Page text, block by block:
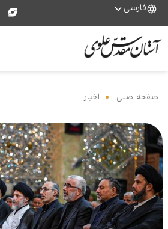
فارسی
صفحه اصلی اخبار